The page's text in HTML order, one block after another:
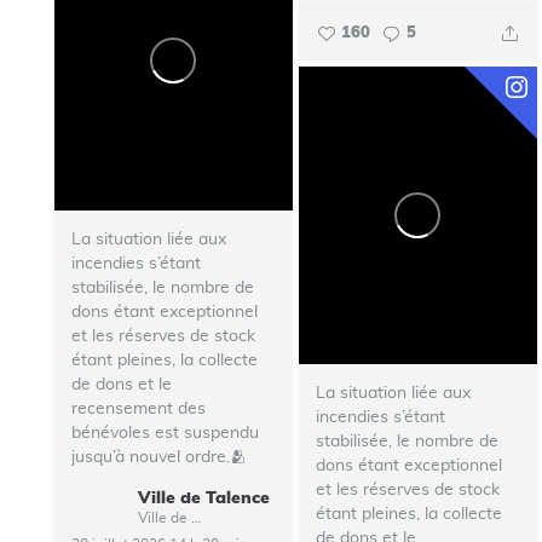
160 5
La situation liée aux
incendies s’étant
stabilisée, le nombre de
dons étant exceptionnel
et les réserves de stock
étant pleines, la collecte
de dons et le
recensement des
bénévoles est suspendu
jusqu’à nouvel ordre.🫂
Ville de Talence
La situation liée aux
incendies s’étant
stabilisée, le nombre de
dons étant exceptionnel
et les réserves de stock
étant pleines, la collecte
de dons et le